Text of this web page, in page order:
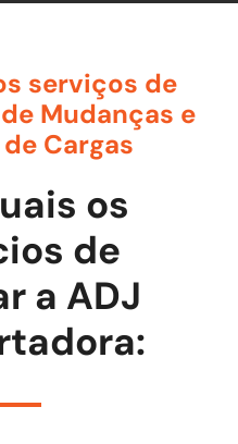
serviços de
Mudanças e
Cargas
os
de
a ADJ